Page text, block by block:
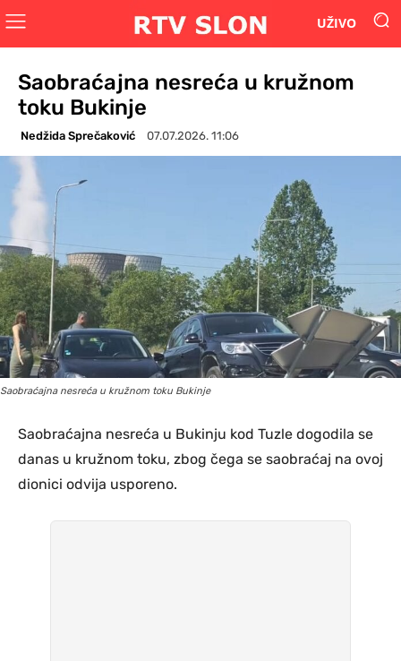
UŽIVO
Saobraćajna nesreća u kružnom
toku Bukinje
Nedžida Sprečaković 07.07.2026. 11:06
Saobraćajna nesreća u kružnom toku Bukinje
Saobraćajna nesreća u Bukinju kod Tuzle dogodila se
danas u kružnom toku, zbog čega se saobraćaj na ovoj
dionici odvija usporeno.